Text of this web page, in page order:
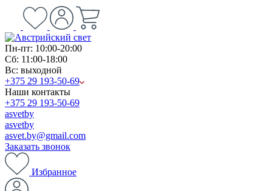
Пн-пт: 10:00-20:00
Сб: 11:00-18:00
Вс: выходной
+375 29 193-50-69
Наши контакты
+375 29 193-50-69
asvetby
asvetby
asvet.by@gmail.com
Заказать звонок
Избранное